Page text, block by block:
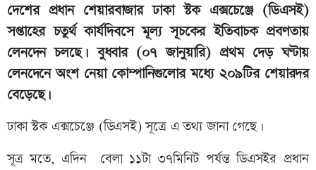
দেশের প্রধান শেয়ারবাজার ঢাকা স্টক এক্সচেঞ্জে (ডিএসই)
সপ্তাহের চতুর্থ কার্যদিবসে মূল্য সূচকের ইতিবাচক প্রবণতায়
লেনদেন চলছে। বুধবার (০৭ জানুয়ারি) প্রথম দেড় ঘণ্টায়
লেনদেনে অংশ নেয়া কোম্পানিগুলোর মধ্যে ২০৯টির শেয়ারদর
বেড়েছে।
ঢাকা স্টক এক্সচেঞ্জে (ডিএসই) সূত্রে এ তথ্য জানা গেছে।
সূত্র মতে, এদিন বেলা ১১টা ৩৭মিনিট পর্যন্ত ডিএসইর প্রধান